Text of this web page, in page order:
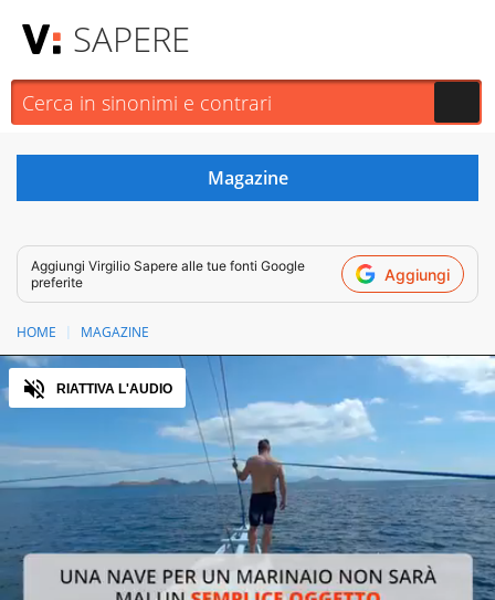
SAPERE
Aggiungi Virgilio Sapere alle tue fonti Google
preferite
Aggiungi
HOME MAGAZINE
Audio
RIATTIVA L'AUDIO